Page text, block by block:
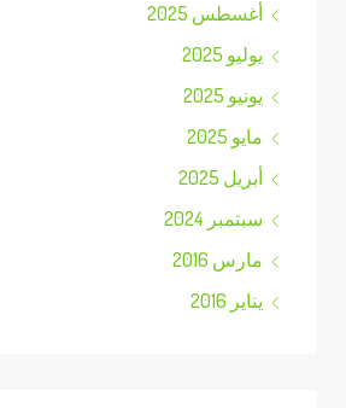
أغسطس 2025
يوليو 2025
يونيو 2025
مايو 2025
أبريل 2025
سبتمبر 2024
مارس 2016
يناير 2016